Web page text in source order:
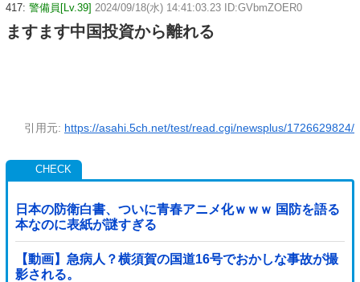
417: 警備員[Lv.39] 2024/09/18(水) 14:41:03.23 ID:GVbmZOER0
ますます中国投資から離れる
引用元: https://asahi.5ch.net/test/read.cgi/newsplus/1726629824/
日本の防衛白書、ついに青春アニメ化ｗｗｗ 国防を語る
本なのに表紙が謎すぎる
【動画】急病人？横須賀の国道16号でおかしな事故が撮
影される。